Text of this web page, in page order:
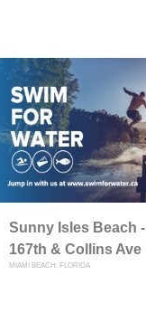
Sunny Isles Beach -
167th & Collins Ave
MIAMI BEACH, FLORIDA